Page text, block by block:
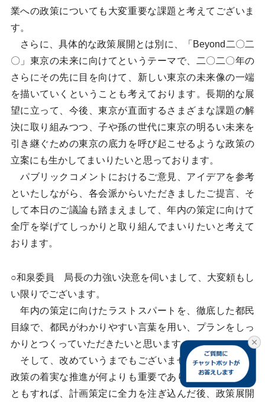
業への政策についても大変重要な課題と考えてございま
す。
さらに、具体的な政策展開とは別に、「Beyond二〇二
〇」東京の未来に向けてというテーマで、二〇二〇年の
さらにその先に目を向けて、新しい東京の未来像の一端
を描いていくということも考えております。長期的な展
望に立って、今後、東京が直面するさまざまな課題の解
決に取り組みつつ、子や孫の世代に東京の明るい未来を
引き継ぐための東京の底力を呼び起こせるような政策の
立案にも生かしてまいりたいと思っております。
パブリックコメントにおけるご意見、アイデアを参考
といたしながら、各会派からいただきましたご提言、そ
して本日のご議論も踏まえまして、年内の策定に向けて
全庁を挙げてしっかりと取り組んでまいりたいと考えて
おります。
○和泉委員 局長の力強い決意を伺いまして、大変頼もし
い限りでございます。
年内の策定に向けたラストスパートを、徹底した都民
目線で、都民がわかりやすい言葉を用い、プランをしっ
かりとつくっていただきたいと思います。
そして、改めていうまでもございませんが、策定後の
政策の着実な推進が何よりも重要であります。行政は、
ともすれば、計画策定に全力を注ぎ込んだ後、政策展開